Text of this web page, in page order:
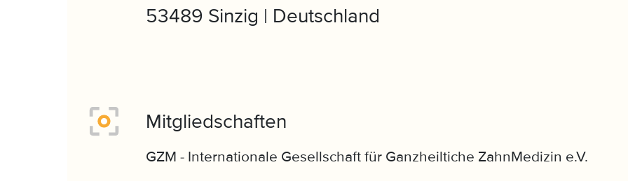
53489 Sinzig | Deutschland
Mitgliedschaften
GZM - Internationale Gesellschaft für Ganzheiltiche ZahnMedizin e.V.